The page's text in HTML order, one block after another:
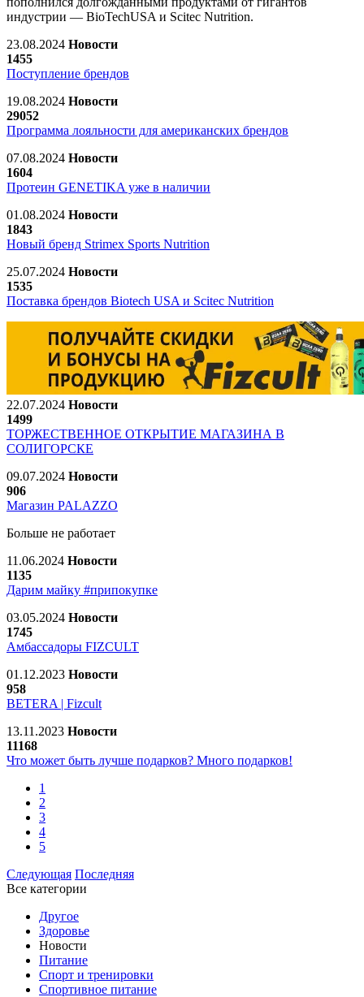
индустрии — BioTechUSA и Scitec Nutrition.
23.08.2024 Новости
1455
Поступление брендов
19.08.2024 Новости
29052
Программа лояльности для американских брендов
07.08.2024 Новости
1604
Протеин GENETIKA уже в наличии
01.08.2024 Новости
1843
Новый бренд Strimex Sports Nutrition
25.07.2024 Новости
1535
Поставка брендов Biotech USA и Scitec Nutrition
22.07.2024 Новости
1499
ТОРЖЕСТВЕННОЕ ОТКРЫТИЕ МАГАЗИНА В
СОЛИГОРСКЕ
09.07.2024 Новости
906
Магазин PALAZZO
Больше не работает
11.06.2024 Новости
1135
Дарим майку #припокупке
03.05.2024 Новости
1745
Амбассадоры FIZCULT
01.12.2023 Новости
958
BETERA | Fizcult
13.11.2023 Новости
11168
Что может быть лучше подарков? Много подарков!
1
2
3
4
5
Следующая Последняя
Все категории
Другое
Здоровье
Новости
Питание
Спорт и тренировки
Спортивное питание